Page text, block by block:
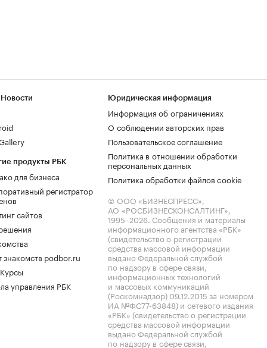
продукты РБК
для бизнеса
регистратор
сайтов
знакомств podbor.ru
управления РБК
Юридическая информация
Информация об ограничениях
О соблюдении авторских прав
Пользовательское соглашение
Политика в отношении обработки
персональных данных
Политика обработки файлов cookie
© ООО «БИЗНЕСПРЕСС»,
АО «РОСБИЗНЕСКОНСАЛТИНГ»,
1995–2026. Сообщения и материалы
информационного агентства «РБК»
(свидетельство о регистрации
средства массовой информации
выдано Федеральной службой
по надзору в сфере связи,
информационных технологий
и массовых коммуникаций
(Роскомнадзор) 09.12.2015 за номером
ИА №ФС77-63848) и сетевого издания
«РБК» (свидетельство о регистрации
средства массовой информации
выдано Федеральной службой
по надзору в сфере связи,